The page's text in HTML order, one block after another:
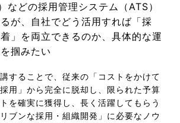
などの採用管理システム（ATS）
が、自社でどう活用すれば「採
」を両立できるのか、具体的な運
掴みたい
することで、従来の「コストをかけて
用」から完全に脱却し、限られた予算
を確実に獲得し、長く活躍してもらう
ブンな採用・組織開発」に必要なノウ